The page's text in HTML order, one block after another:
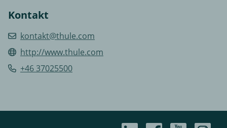
Kontakt
kontakt@thule.com
http://www.thule.com
+46 37025500